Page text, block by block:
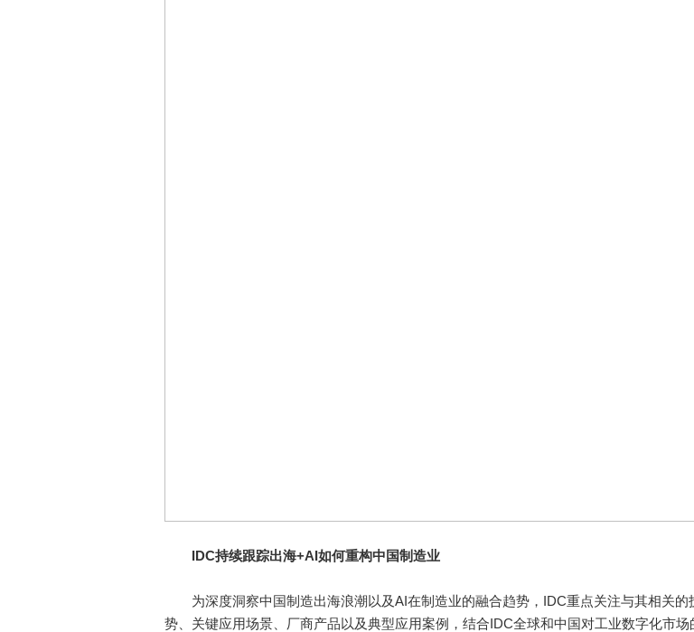
IDC持续跟踪出海+AI如何重构中国制造业
为深度洞察中国制造出海浪潮以及AI在制造业的融合趋势，IDC重点关注与其相关的
势、关键应用场景、厂商产品以及典型应用案例，结合IDC全球和中国对工业数字化市场